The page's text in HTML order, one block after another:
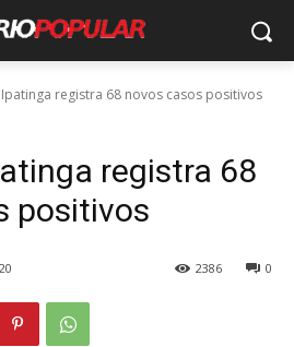
registra 68 novos casos positivos
registra 68
positivos
0
2386